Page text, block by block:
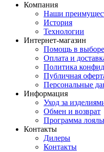
Компания
Наши
История
Технологии
Интернет-магазин
Помощь в выборе
Оплата и
Политика
Публичная
Персональные
Информация
Уход за
Обмен и возврат
Программа
Контакты
Дилеры
Контакты